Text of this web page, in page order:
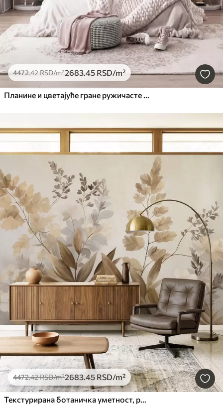
4472.42RSD/m²2683.45 RSD/m²
Планине и цветајуће гране ружичасте магнолије, текстурирани пејзаж
4472.42RSD/m²2683.45 RSD/m²
Текстурирана ботаничка уметност, разне биљке и лишће у нијансама браон и беж